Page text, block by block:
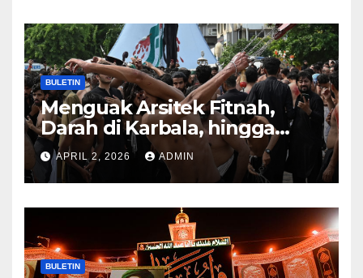
KITAB AT-TAUHID
BULETIN
Menguak Arsitek Fitnah,
Darah di Karbala, hingga
Lahirnya Sekte-sekte serta
Mitos Imam Gaib
APRIL 2, 2026 ADMIN
BULETIN